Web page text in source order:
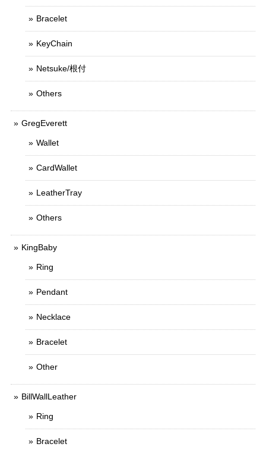
Bracelet
KeyChain
Netsuke/根付
Others
GregEverett
Wallet
CardWallet
LeatherTray
Others
KingBaby
Ring
Pendant
Necklace
Bracelet
Other
BillWallLeather
Ring
Bracelet